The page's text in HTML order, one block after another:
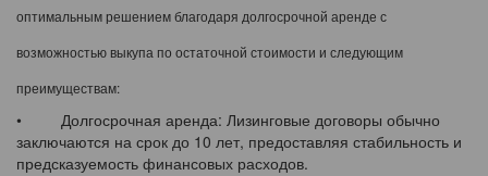
оптимальным решением благодаря долгосрочной аренде с
возможностью выкупа по остаточной стоимости и следующим
преимуществам:
• Долгосрочная аренда: Лизинговые договоры обычно
заключаются на срок до 10 лет, предоставляя стабильность и
предсказуемость финансовых расходов.